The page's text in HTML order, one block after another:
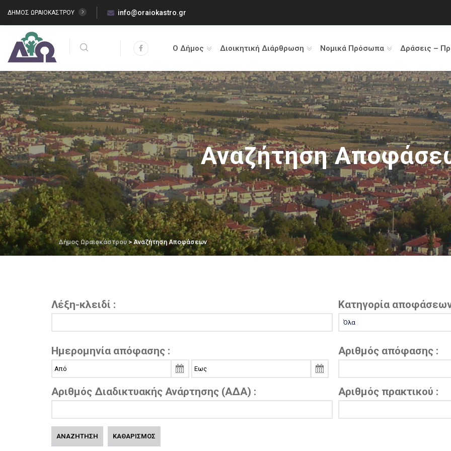
ΔΗΜΟΣ ΩΡΑΙΟΚΑΣΤΡΟΥ info@oraiokastro.gr
Ο Δήμος Διοικητική Διάρθρωση Νομικά Πρόσωπα Δράσεις –
Αναζήτηση
Δήμος Ωραιοκάστρου> Αναζήτηση Αποφάσεων
Λέξη-κλειδί : Κατηγορία
Ημερομηνία απόφασης : Αριθμός απόφασης :
Αριθμός Διαδικτυακής Ανάρτησης (ΑΔΑ) : Αριθμός πρακτικού :
ΑΝΑΖΗΤΗΣΗ ΚΑΘΑΡΙΣΜΟΣ